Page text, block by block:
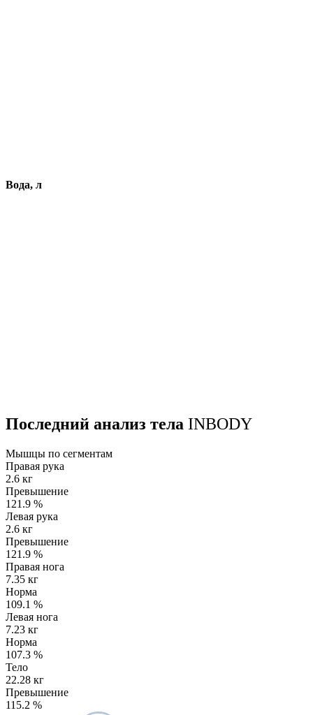
Вода, л
Последний анализ тела INBODY
Мышцы по сегментам
Правая рука
2.6 кг
Превышение
121.9 %
Левая рука
2.6 кг
Превышение
121.9 %
Правая нога
7.35 кг
Норма
109.1 %
Левая нога
7.23 кг
Норма
107.3 %
Тело
22.28 кг
Превышение
115.2 %